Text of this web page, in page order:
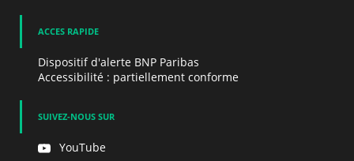
ACCES RAPIDE
Dispositif d'alerte BNP Paribas
Accessibilité : partiellement conforme
SUIVEZ-NOUS SUR
YouTube